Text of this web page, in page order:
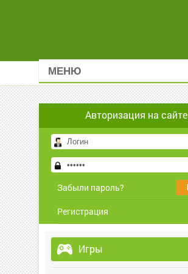
МЕНЮ
Авторизация на сайте
Забыли пароль?
Регистрация
Игры